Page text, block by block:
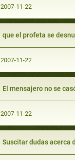
2007-11-22
que el profeta se
2007-11-22
El mensajero no se casó con otra más
2007-11-22
Suscitar dudas acerca